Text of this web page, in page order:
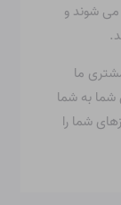
عرضه می شوند و
ما
به شما
شما را